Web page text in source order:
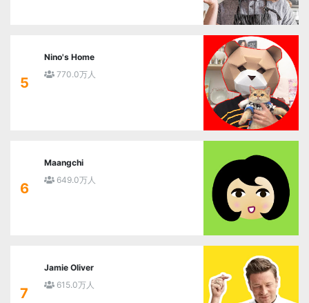
5
Nino's Home
770.0万人
6
Maangchi
649.0万人
7
Jamie Oliver
615.0万人